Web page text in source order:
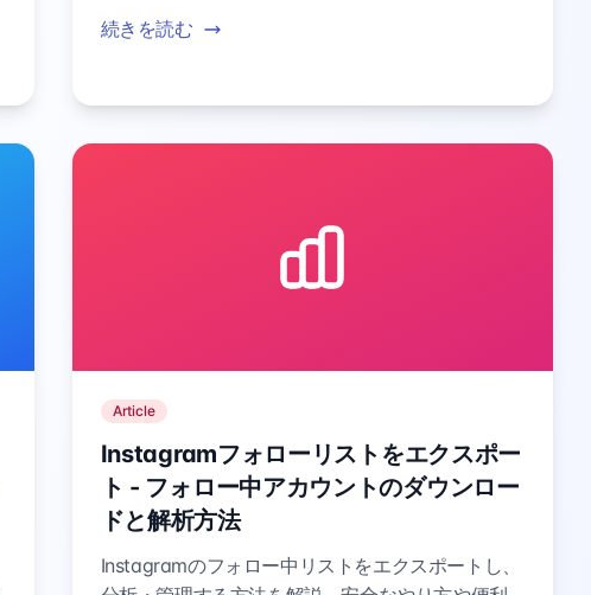
続きを読む
Article
Instagramフォローリストをエクスポー
ト - フォロー中アカウントのダウンロー
ドと解析方法
Instagramのフォロー中リストをエクスポートし、